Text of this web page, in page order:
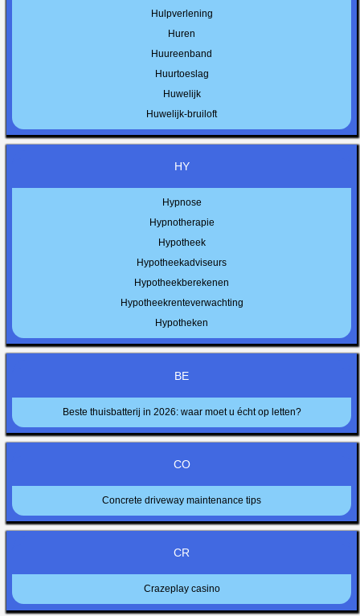
Hulpverlening
Huren
Huureenband
Huurtoeslag
Huwelijk
Huwelijk-bruiloft
HY
Hypnose
Hypnotherapie
Hypotheek
Hypotheekadviseurs
Hypotheekberekenen
Hypotheekrenteverwachting
Hypotheken
BE
Beste thuisbatterij in 2026: waar moet u écht op letten?
CO
Concrete driveway maintenance tips
CR
Crazeplay casino